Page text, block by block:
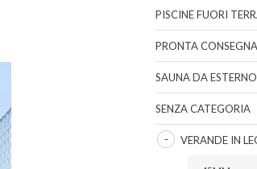
PISCINE FUORI
PRONTA CONSEGNA
SAUNA DA ESTERNO
SENZA CATEGORIA
VERANDE IN